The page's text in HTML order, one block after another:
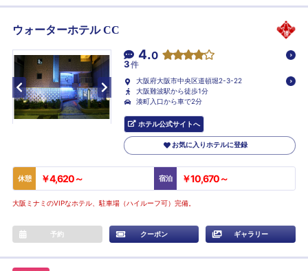
ウォーターホテル CC
4.0
3件
大阪府大阪市中央区道頓堀2-3-22
大阪難波駅から徒歩1分
湊町入口から車で2分
ホテル公式サイトへ
お気に入りホテルに登録
休憩 ￥4,620～ 宿泊 ￥10,670～
大阪ミナミのVIPなホテル、駐車場（ハイルーフ可）完備。
予約 クーポン ギャラリー